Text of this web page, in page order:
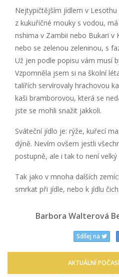
Nejtypičtějším jídlem v
z kukuřičné mouky s vodou,
nshima v Zambii nebo Bukari v
nebo se zelenou zeleninou, s
Už jen podle popisu vám musí
Vzpomněla jsem si na školní
talířích servírovaly hrachovou
kaši bramborovou, která se
jste se mohli snažit jakkoli.
Sváteční jídlo je: rýže, kuřecí
dýně. Nevím ovšem jestli
postupně, ale i tak to není velký
Tak jako v mnoha dalších
smrkat při jídle, nebo k jídlu
Barbora Walterová
Sdílej na
AKTUÁLNÍ